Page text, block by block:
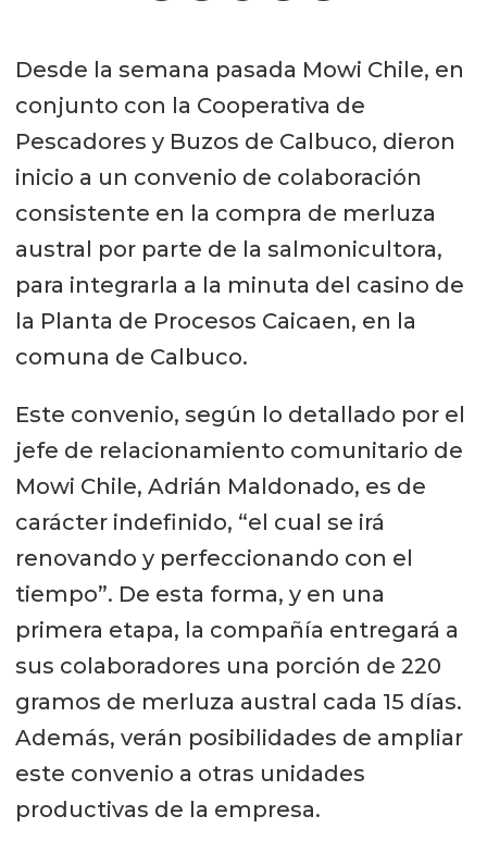
Desde la semana pasada Mowi Chile, en
conjunto con la Cooperativa de
Pescadores y Buzos de Calbuco, dieron
inicio a un convenio de colaboración
consistente en la compra de merluza
austral por parte de la salmonicultora,
para integrarla a la minuta del casino de
la Planta de Procesos Caicaen, en la
comuna de Calbuco.
Este convenio, según lo detallado por el
jefe de relacionamiento comunitario de
Mowi Chile, Adrián Maldonado, es de
carácter indefinido, “el cual se irá
renovando y perfeccionando con el
tiempo”. De esta forma, y en una
primera etapa, la compañía entregará a
sus colaboradores una porción de 220
gramos de merluza austral cada 15 días.
Además, verán posibilidades de ampliar
este convenio a otras unidades
productivas de la empresa.